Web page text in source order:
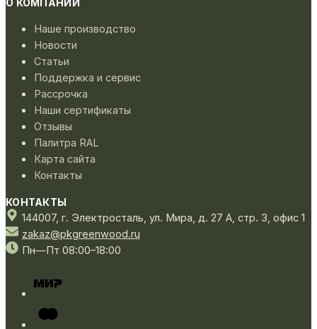
Наше производство
Новости
Статьи
Поддержка и сервис
Рассрочка
Наши сертификаты
Отзывы
Палитра RAL
Карта сайта
Контакты
КОНТАКТЫ
144007, г. Электросталь, ул. Мира, д. 27 А, стр. 3, офис 1
zakaz@pkgreenwood.ru
Пн—Пт 08:00–18:00